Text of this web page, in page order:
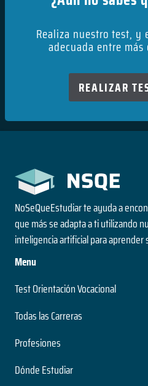
Realiza nuestro test, y
adecuada entre
REALIZAR
NoSeQueEstudiar te ayuda a
que más se adapta a ti utilizando
inteligencia artificial para
Menu
Test Orientación Vocacional
Todas las Carreras
Profesiones
Dónde Estudiar